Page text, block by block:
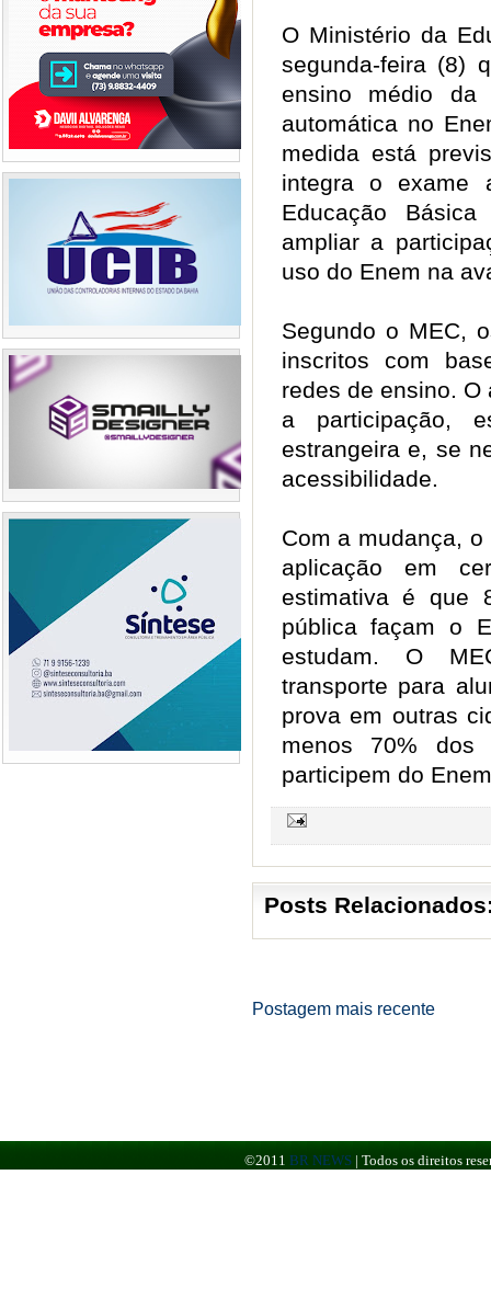
O Ministério da
segunda-feira (8)
ensino médio da
automática no
medida está
integra o exame
Educação
ampliar a
uso do Enem na
Segundo o MEC,
inscritos com
redes de ensino.
a participação,
estrangeira e, se
acessibilidade.
Com a mudança,
aplicação em
estimativa é que
pública façam o
estudam. O
transporte para
prova em outras
menos 70% dos
participem do
Posts
Postagem mais recente
©2011 BR NEWS | Todos os direitos